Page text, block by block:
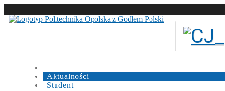
Aktualności
Student